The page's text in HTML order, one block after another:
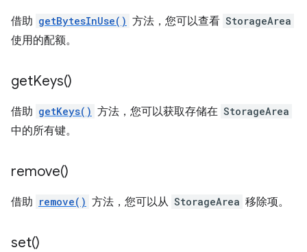
借助 getBytesInUse() 方法，您可以查看 StorageArea
使用的配额。
getKeys()
借助 getKeys() 方法，您可以获取存储在 StorageArea
中的所有键。
remove()
借助 remove() 方法，您可以从 StorageArea 移除项。
set()